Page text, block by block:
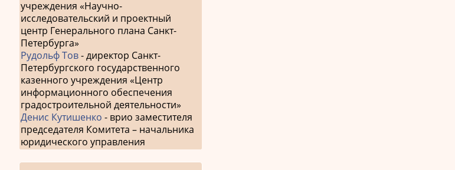
учреждения «Научно-
исследовательский и проектный
центр Генерального плана Санкт-
Петербурга»
Рудольф Тов- директор Санкт-
Петербургского государственного
казенного учреждения «Центр
информационного обеспечения
градостроительной деятельности»
Денис Кутишенко - врио заместителя
председателя Комитета – начальника
юридического управления